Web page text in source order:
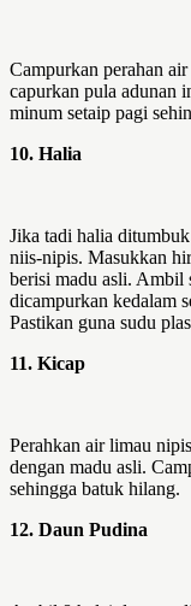
Campurkan perahan
capurkan pula adunan
minum setaip pagi
10. Halia
Jika tadi halia
niis-nipis. Masukkan
berisi madu asli. Ambil
dicampurkan kedalam
Pastikan guna sudu
11. Kicap
Perahkan air limau
dengan madu asli.
sehingga batuk hilang.
12. Daun Pudina